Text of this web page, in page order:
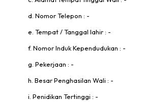
d. Nomor Telepon : -
e. Tempat / Tanggal lahir : -
f. Nomor Induk Kependudukan : -
g. Pekerjaan : -
h. Besar Penghasilan Wali : -
i. Penidikan Tertinggi : -